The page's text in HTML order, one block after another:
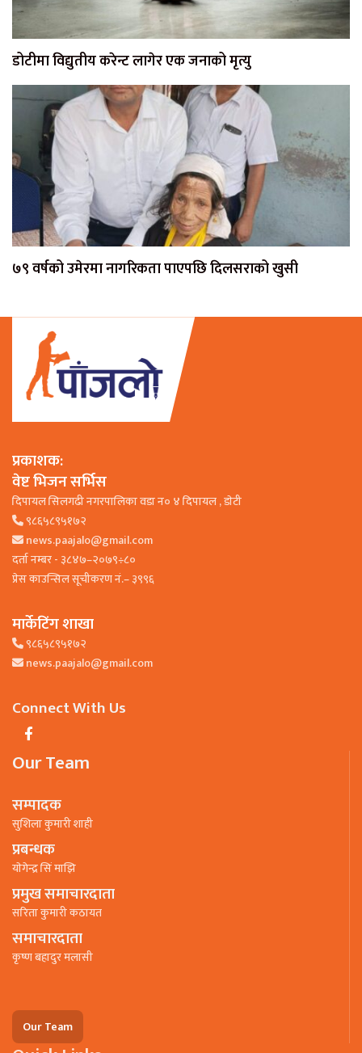
डोटीमा विद्युतीय करेन्ट लागेर एक जनाको मृत्यु
७९ वर्षको उमेरमा नागरिकता पाएपछि दिलसराको खुसी
प्रकाशक:
वेष्ट भिजन सर्भिस
दिपायल सिलगढी नगरपालिका वडा न० ४ दिपायल , डाेटी
९८६५८९५१७२
news.paajalo@gmail.com
दर्ता नम्बर - ३८४७–२०७९÷८०
प्रेस काउन्सिल सूचीकरण नं.– ३९९६
मार्केटिंग शाखा
९८६५८९५१७२
news.paajalo@gmail.com
Connect With Us
Our Team
सम्पादक
सुशिला कुमारी शाही
प्रबन्धक
याेगेन्द्र सिं माझि
प्रमुख समाचारदाता
सरिता कुमारी कठायत
समाचारदाता
कृष्ण बहादुर मलासी
Our Team